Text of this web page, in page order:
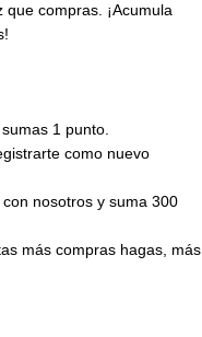
compras. ¡Acumula
1 punto.
como nuevo
con nosotros y suma 300
más compras hagas, más